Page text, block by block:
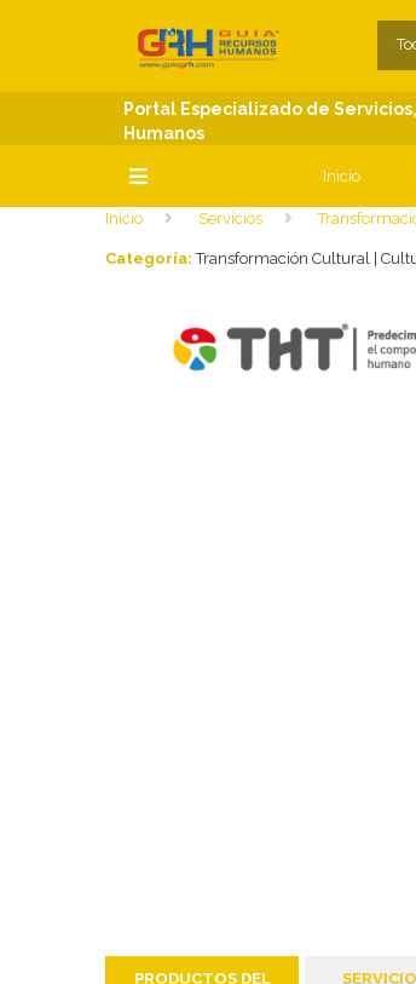
SECCIONES
Portal Especializado de
Humanos
Inicio
Inicio Servicios
Categoría: Transformación Cultural |
PRODUCTOS DEL